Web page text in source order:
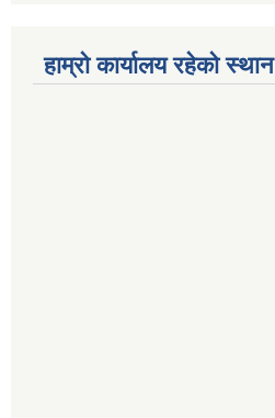
हाम्रो कार्यालय रहेको स्थान